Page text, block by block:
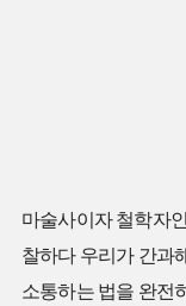
마술사이자 철학자
찰하다 우리가 간과
소통하는 법을 완전